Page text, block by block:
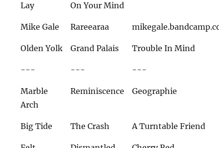
Lay
On Your Mind
Mike Gale Rareearaa
Olden Yolk Grand Palais Trouble In Mind
--- --- ---
Marble
Arch
Reminiscence Geographie
Big Tide The Crash A Turntable Friend